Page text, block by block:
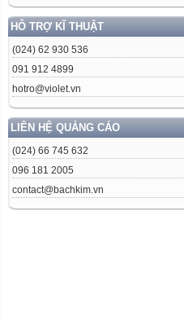
HỖ TRỢ KĨ THUẬT
(024) 62 930 536
091 912 4899
hotro@violet.vn
LIÊN HỆ QUẢNG CÁO
(024) 66 745 632
096 181 2005
contact@bachkim.vn